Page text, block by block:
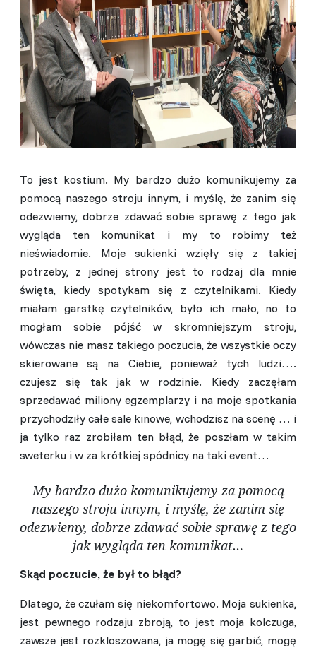
To jest kostium. My bardzo dużo komunikujemy za
pomocą naszego stroju innym, i myślę, że zanim się
odezwiemy, dobrze zdawać sobie sprawę z tego jak
wygląda ten komunikat i my to robimy też
nieświadomie. Moje sukienki wzięły się z takiej
potrzeby, z jednej strony jest to rodzaj dla mnie
święta, kiedy spotykam się z czytelnikami. Kiedy
miałam garstkę czytelników, było ich mało, no to
mogłam sobie pójść w skromniejszym stroju,
wówczas nie masz takiego poczucia, że wszystkie oczy
skierowane są na Ciebie, ponieważ tych ludzi….
czujesz się tak jak w rodzinie. Kiedy zaczęłam
sprzedawać miliony egzemplarzy i na moje spotkania
przychodziły całe sale kinowe, wchodzisz na scenę … i
ja tylko raz zrobiłam ten błąd, że poszłam w takim
sweterku i w za krótkiej spódnicy na taki event…
My bardzo dużo komunikujemy za pomocą
naszego stroju innym, i myślę, że zanim się
odezwiemy, dobrze zdawać sobie sprawę z tego
jak wygląda ten komunikat…
Skąd poczucie, że był to błąd?
Dlatego, że czułam się niekomfortowo. Moja sukienka,
jest pewnego rodzaju zbroją, to jest moja kolczuga,
zawsze jest rozkloszowana, ja mogę się garbić, mogę